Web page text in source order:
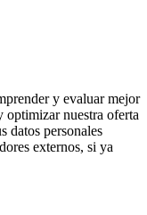
y evaluar mejor
nuestra oferta
datos personales
externos, si ya